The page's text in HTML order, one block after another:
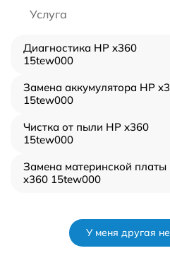
Услуга
Диагностика HP x360
15tew000
Замена аккумулятора HP
15tew000
Чистка от пыли HP x360
15tew000
Замена материнской платы
x360 15tew000
У меня другая